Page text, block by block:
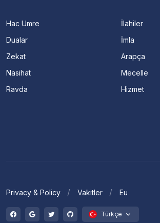
Hac Umre
Dualar
Zekat
Nasihat
Ravda
İlahiler
İmla
Arapça
Mecelle
Hizmet
Privacy & Policy Vakitler Eu
Türkçe